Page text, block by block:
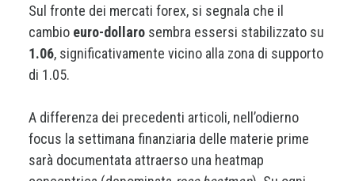
Sul fronte dei mercati forex, si segnala che il
cambio euro-dollaro sembra essersi stabilizzato su
1.06, significativamente vicino alla zona di supporto
di 1.05.
A differenza dei precedenti articoli, nell’odierno
focus la settimana finanziaria delle materie prime
sarà documentata attraerso una heatmap